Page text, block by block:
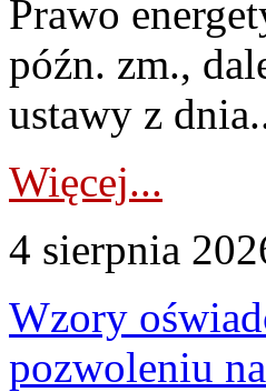
Prawo
późn. zm.,
ustawy z
Więcej...
4 sierpnia
Wzory
pozwoleniu